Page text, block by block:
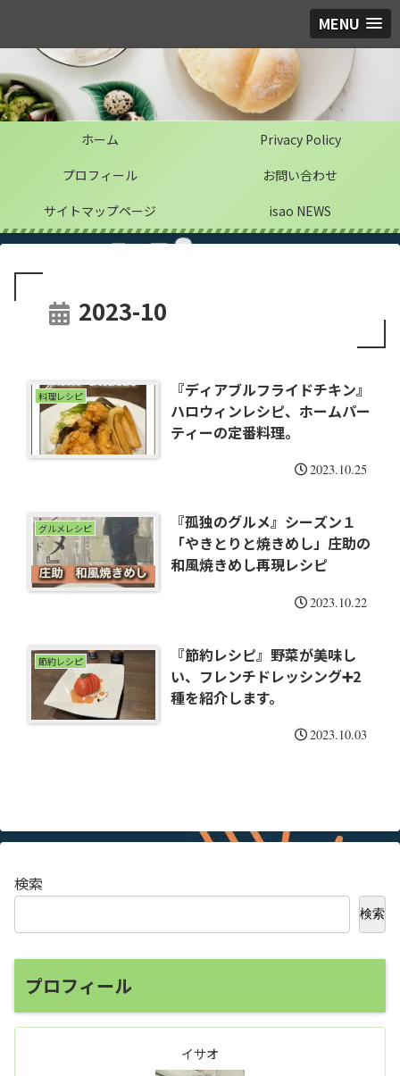
MENU
ホーム
Privacy Policy
プロフィール
お問い合わせ
サイトマップページ
isao NEWS
2023-10
料理レシピ
『ディアブルフライドチキン』
ハロウィンレシピ、ホームパー
ティーの定番料理。
2023.10.25
グルメレシピ
『孤独のグルメ』シーズン１
「やきとりと焼きめし」庄助の
和風焼きめし再現レシピ
2023.10.22
節約レシピ
『節約レシピ』野菜が美味し
い、フレンチドレッシング➕2
種を紹介します。
2023.10.03
検索
検索
プロフィール
イサオ